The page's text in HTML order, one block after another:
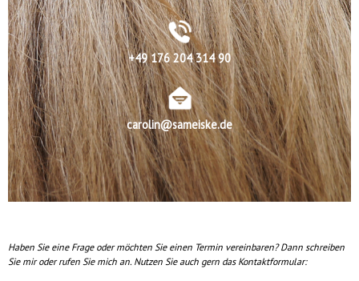
+49 176 204 314 90
carolin@sameiske.de
Haben Sie eine Frage oder möchten Sie einen Termin vereinbaren? Dann schreiben
Sie mir oder rufen Sie mich an. Nutzen Sie auch gern das Kontaktformular: